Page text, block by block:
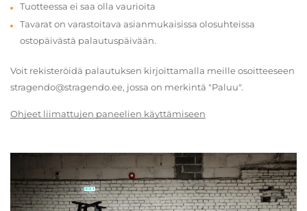
Tuotteessa ei saa olla vaurioita
Tavarat on varastoitava asianmukaisissa olosuhteissa
ostopäivästä palautuspäivään.
Voit rekisteröidä palautuksen kirjoittamalla meille osoitteeseen
stragendo@stragendo.ee, jossa on merkintä "Paluu".
Ohjeet liimattujen paneelien käyttämiseen